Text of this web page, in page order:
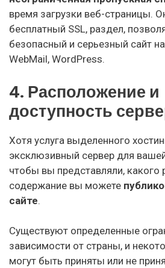
время загрузки веб-страницы.
бесплатный SSL, раздел,
безопасный и серьезный сайт
WebMail, WordPress.
4. Расположение и
доступность
Хотя услуга выделенного
эксклюзивный сервер для
чтобы вы представляли, какого
содержание вы можете
сайте.
Существуют определенные
зависимости от страны, и
могут быть приняты или не